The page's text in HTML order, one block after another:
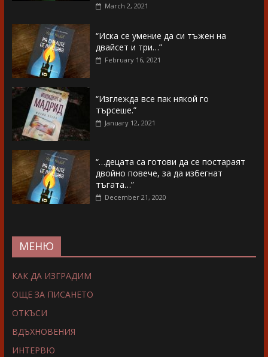
March 2, 2021
“Иска се умение да си тъжен на
двайсет и три…”
February 16, 2021
“Изглежда все пак някой го
търсеше.”
January 12, 2021
“…децата са готови да се постараят
двойно повече, за да избегнат
тъгата…”
December 21, 2020
МЕНЮ
КАК ДА ИЗГРАДИМ
ОЩЕ ЗА ПИСАНЕТО
ОТКЪСИ
ВДЪХНОВЕНИЯ
ИНТЕРВЮ